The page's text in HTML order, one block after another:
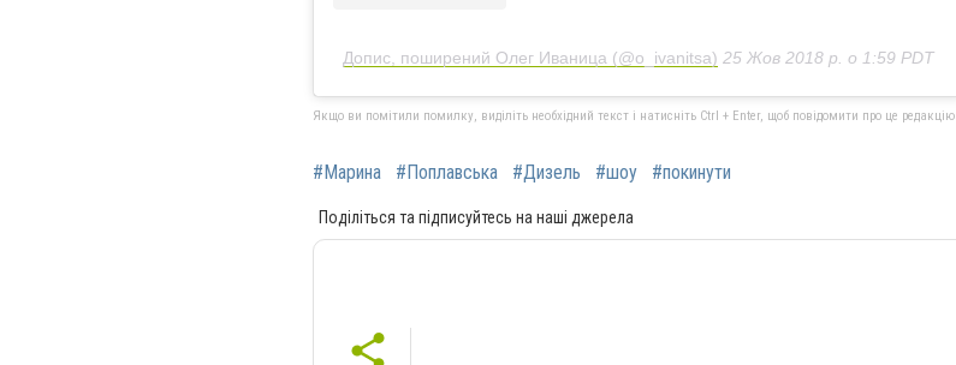
Допис, поширений Олег Иваница (@o_ivanitsa) 25 Жов 2018 р. о 1:59 PDT
Якщо ви помітили помилку, виділіть необхідний текст і натисніть Ctrl + Enter, щоб повідомити про це редакцію
#Марина #Поплавська #Дизель #шоу #покинути
Поділіться та підписуйтесь на наші джерела